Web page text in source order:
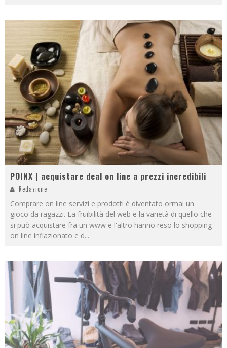
POINX | acquistare deal on line a prezzi incredibili
Redazione
Comprare on line servizi e prodotti è diventato ormai un
gioco da ragazzi. La fruibilità del web e la varietà di quello che
si può acquistare fra un www e l'altro hanno reso lo shopping
on line inflazionato e d...